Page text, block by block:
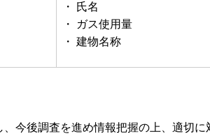
事をされる皆さまへ
と安全機能
ームヒーター
・ 氏名
・ ガス使用量
・ 建物名称
今後調査を進め情報把握の上、適切に